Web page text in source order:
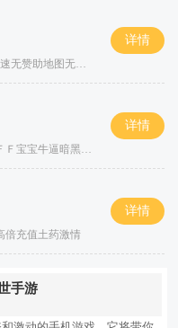
赞助地图无排行
详情
宝宝牛逼暗黑属性
详情
倍充值土药激情
详情
手游